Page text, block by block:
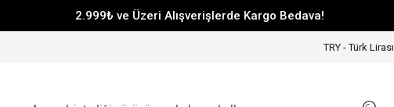
2.999₺ ve Üzeri Alışverişlerde Kargo Bedava!
TRY - Türk Lirası